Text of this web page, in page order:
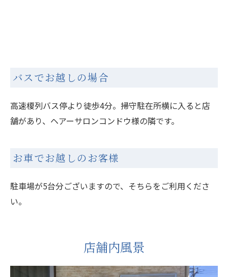
バスでお越しの場合
高速榎列バス停より徒歩4分。掃守駐在所横に入ると店
舗があり、ヘアーサロンコンドウ様の隣です。
お車でお越しのお客様
駐車場が5台分ございますので、そちらをご利用くださ
い。
店舗内風景